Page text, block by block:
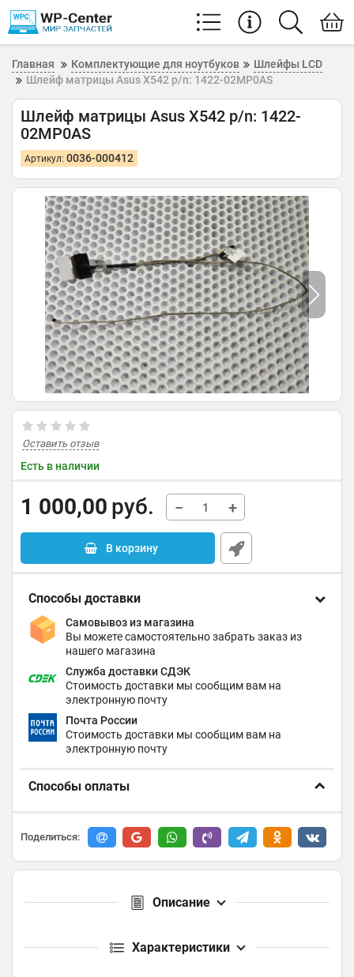
Главная Комплектующие для ноутбуков
Шлейфы LCD
Шлейф матрицы Asus X542 p/n: 1422-02MP0AS
Шлейф матрицы Asus X542 p/n: 1422-
02MP0AS
Артикул: 0036-000412
Оставить отзыв
Есть в наличии
1 000,00 руб. − +
В корзину
Способы доставки
Самовывоз из магазина
Вы можете самостоятельно забрать заказ из
нашего магазина
Служба доставки СДЭК
Стоимость доставки мы сообщим вам на
электронную почту
Почта России
Стоимость доставки мы сообщим вам на
электронную почту
Способы оплаты
Поделиться:
Описание
Характеристики